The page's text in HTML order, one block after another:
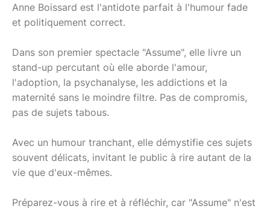
Anne Boissard est l'antidote parfait à l'humour fade
et politiquement correct.
Dans son premier spectacle "Assume", elle livre un
stand-up percutant où elle aborde l'amour,
l'adoption, la psychanalyse, les addictions et la
maternité sans le moindre filtre. Pas de compromis,
pas de sujets tabous.
Avec un humour tranchant, elle démystifie ces sujets
souvent délicats, invitant le public à rire autant de la
vie que d'eux-mêmes.
Préparez-vous à rire et à réfléchir, car "Assume" n'est